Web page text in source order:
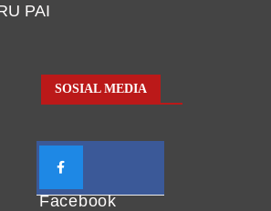
PAI
SOSIAL MEDIA
Facebook